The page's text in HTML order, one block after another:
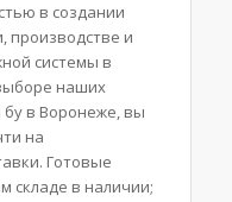
в создании
производстве и
системы в
наших
бу в Воронеже, вы
на
Готовые
складе в наличии;